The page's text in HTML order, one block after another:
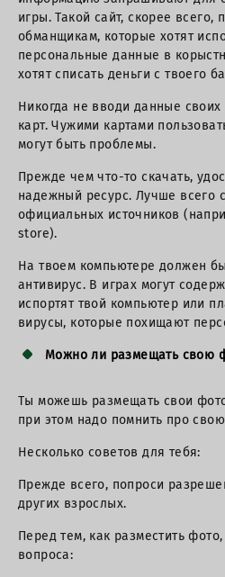
игры. Такой сайт, скорее всего,
обманщикам, которые хотят
персональные данные в
хотят списать деньги с твоего
Никогда не вводи данные
карт. Чужими картами
могут быть проблемы.
Прежде чем что-то скачать,
надежный ресурс. Лучше всего
официальных источников
store).
На твоем компьютере должен
антивирус. В играх могут
испортят твой компьютер или
вирусы, которые похищают
Можно ли размещать свою
Ты можешь размещать свои
при этом надо помнить про
Несколько советов для тебя:
Прежде всего, попроси
других взрослых.
Перед тем, как разместить
вопроса: